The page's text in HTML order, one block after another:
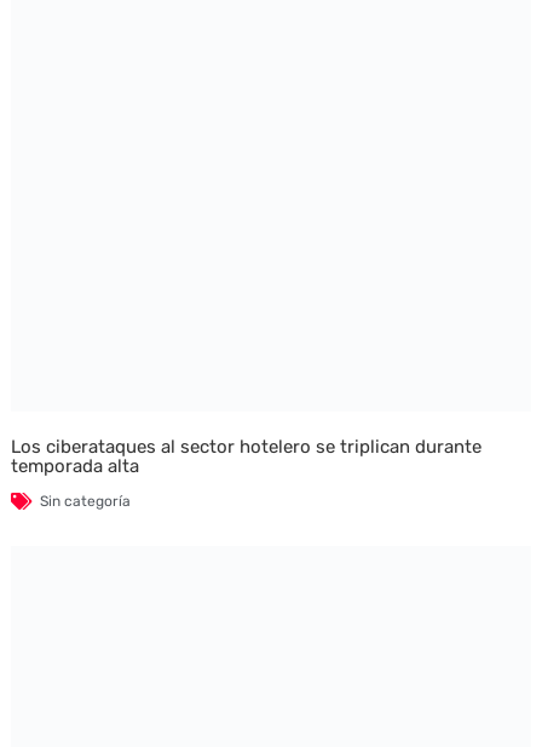
Los ciberataques al sector hotelero se triplican durante
temporada alta
Sin categoría